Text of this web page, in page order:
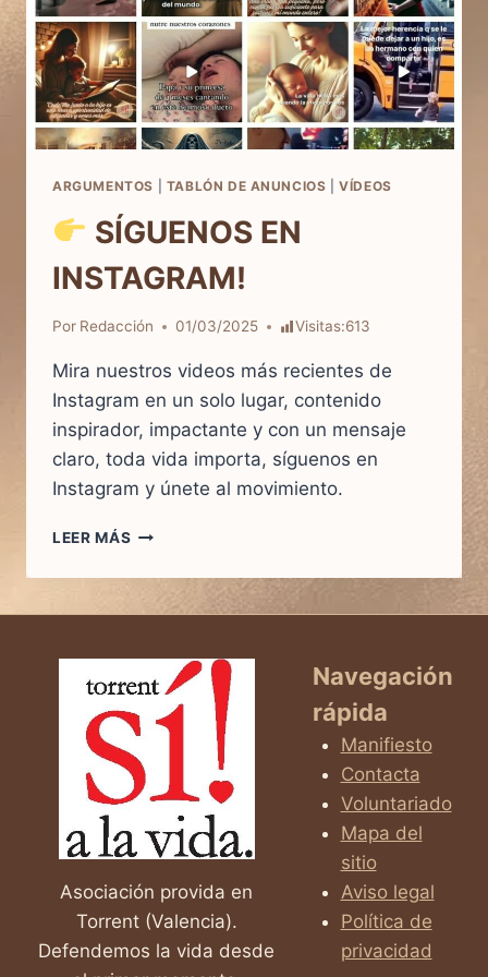
ARGUMENTOS TABLÓN DE ANUNCIOS |VÍDEOS
SÍGUENOS EN
INSTAGRAM!
Por Redacción 01/03/2025 Visitas:613
Mira nuestros videos más recientes de
Instagram en un solo lugar, contenido
inspirador, impactante y con un mensaje
claro, toda vida importa, síguenos en
Instagram y únete al movimiento.
LEER MÁS
EN
INSTAGRAM!
Asociación provida en
Torrent (Valencia).
Defendemos la vida desde
Navegación
rápida
Manifiesto
Contacta
Voluntariado
Mapa del
sitio
Aviso legal
Política de
privacidad